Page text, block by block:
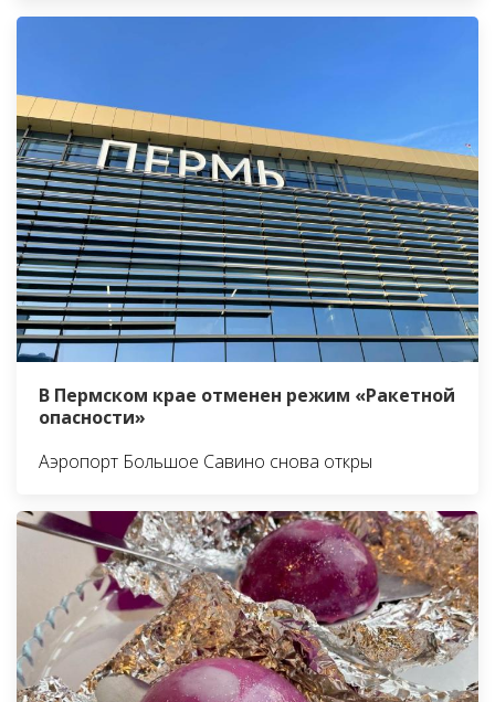
В Пермском крае отменен режим «Ракетной
опасности»
Аэропорт Большое Савино снова откры